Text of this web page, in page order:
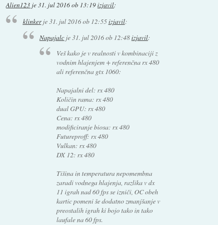
Alien123 je31. jul 2016 ob 13:19izjavil:
klinkerje31. jul 2016 ob 12:55izjavil:
Napajalc je31. jul 2016 ob 12:48izjavil:
Veš kako je v realnosti v kombinaciji z
vodnim hlajenjem + referenčna rx 480
ali referenčna gtx 1060:
Napajalni del: rx 480
Količin rama: rx 480
dual GPU: rx 480
Cena: rx 480
modificiranje biosa: rx 480
Futureproff: rx 480
Vulkan: rx 480
DX 12: rx 480
Tišina in temperatura nepomembna
zaradi vodnega hlajenja, razlika v dx
11 igrah nad 60 fps se izniči, OC obeh
kartic pomeni še dodatno zmanjšanje v
preostalih igrah ki bojo tako in tako
laufale na 60 fps.